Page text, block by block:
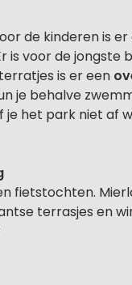
de kinderen is
voor de jongste
is er een
je behalve
je het park niet af
terrasjes en